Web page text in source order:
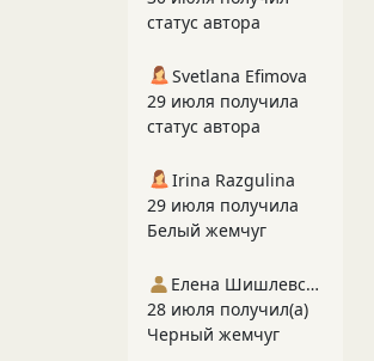
статус автора
Svetlana Efimova
29 июля получила
статус автора
Irina Razgulina
29 июля получила
Белый жемчуг
Елена Шишлевская
28 июля получил(а)
Черный жемчуг